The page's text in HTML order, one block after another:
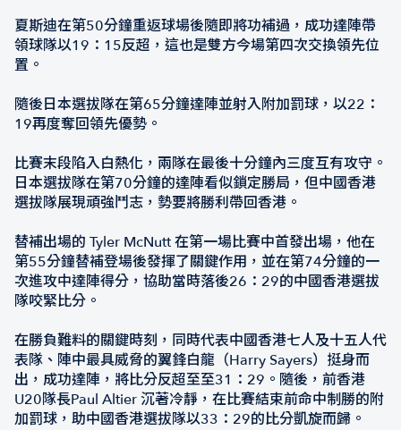
夏斯迪在第50分鐘重返球場後隨即將功補過，成功達陣帶
領球隊以19：15反超，這也是雙方今場第四次交換領先位
置。
隨後日本選拔隊在第65分鐘達陣並射入附加罰球，以22：
19再度奪回領先優勢。
比賽末段陷入白熱化，兩隊在最後十分鐘內三度互有攻守。
日本選拔隊在第70分鐘的達陣看似鎖定勝局，但中國香港
選拔隊展現頑強鬥志，勢要將勝利帶回香港。
替補出場的 Tyler McNutt 在第一場比賽中首發出場，他在
第55分鐘替補登場後發揮了關鍵作用，並在第74分鐘的一
次進攻中達陣得分，協助當時落後26：29的中國香港選拔
隊咬緊比分。
在勝負難料的關鍵時刻，同時代表中國香港七人及十五人代
表隊、陣中最具威脅的翼鋒白龍（Harry Sayers）挺身而
出，成功達陣，將比分反超至至31：29。隨後，前香港
U20隊長Paul Altier 沉著冷靜，在比賽結束前命中制勝的附
加罰球，助中國香港選拔隊以33：29的比分凱旋而歸。